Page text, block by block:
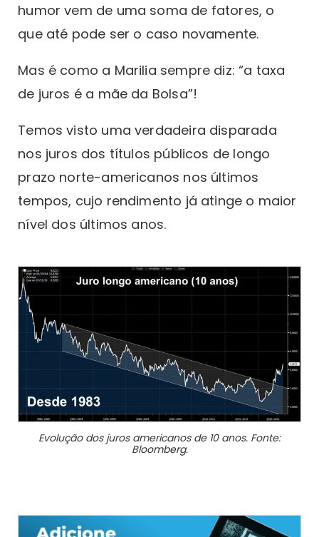
humor vem de uma soma de fatores, o
que até pode ser o caso novamente.
Mas é como a Marilia sempre diz: “a taxa
de juros é a mãe da Bolsa”!
Temos visto uma verdadeira disparada
nos juros dos títulos públicos de longo
prazo norte-americanos nos últimos
tempos, cujo rendimento já atinge o maior
nível dos últimos anos.
Evolução dos juros americanos de 10 anos. Fonte:
Bloomberg.